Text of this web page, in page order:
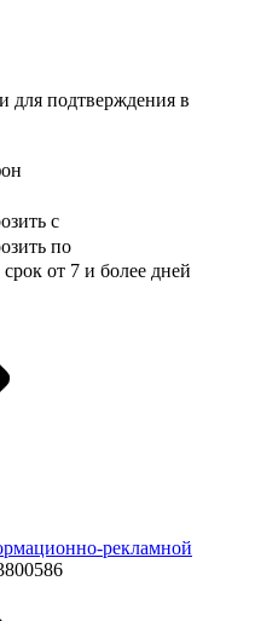
для подтверждения в
с
по
от 7 и более дней
рекламной